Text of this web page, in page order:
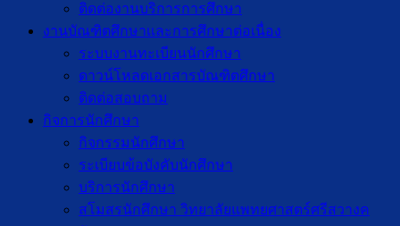
ติดต่องานบริการการศึกษา
งานบัณฑิตศึกษาเเละการศึกษาต่อเนื่อง
ระบบงานทะเบียนนักศึกษา
ดาวน์โหลดเอกสารบัณฑิตศึกษา
ติดต่อสอบถาม
กิจการนักศึกษา
กิจกรรมนักศึกษา
ระเบียบข้อบังคับนักศึกษา
บริการนักศึกษา
สโมสรนักศึกษา วิทยาลัยแพทยศาสตร์ศรีสวางค